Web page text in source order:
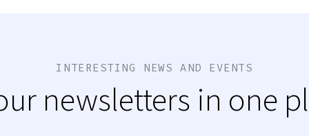
INTERESTING NEWS AND EVENTS
newsletters in one